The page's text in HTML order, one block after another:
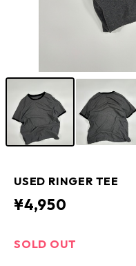
USED RINGER TEE
¥4,950
SOLD OUT